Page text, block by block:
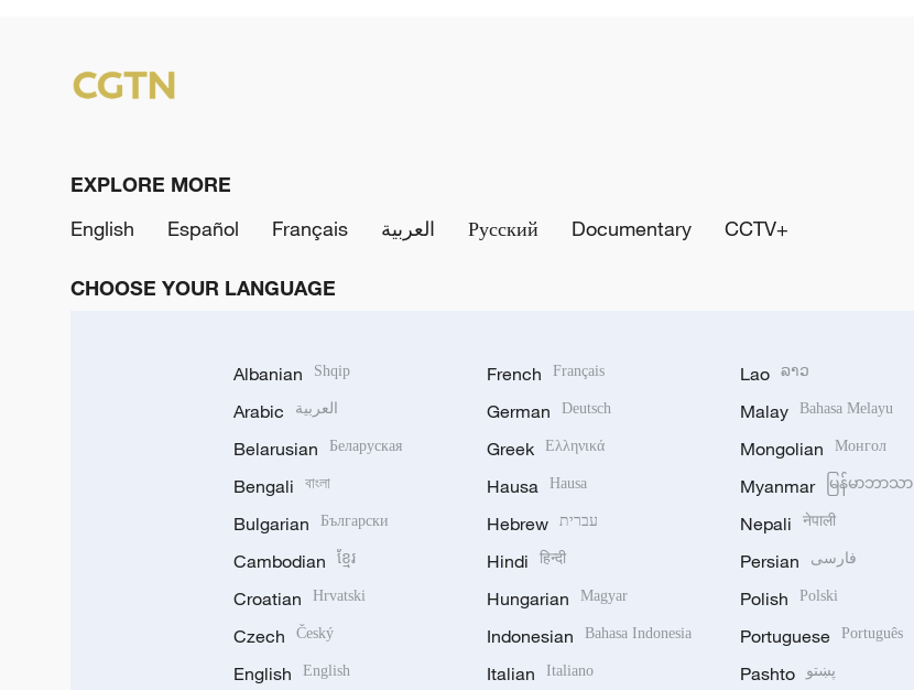
EXPLORE MORE
English
Español Français العربية Русский Documentary CCTV+
CHOOSE YOUR LANGUAGE
Albanian Shqip
Arabic العربية
Belarusian Беларуская
Bengali বাংলা
Bulgarian Български
Cambodian ខ្មែរ
Croatian Hrvatski
Czech Český
English English
French Français
German Deutsch
Greek Ελληνικά
Hausa Hausa
Hebrew עברית
Hindi हिन्दी
Hungarian Magyar
Indonesian Bahasa Indonesia
Italian Italiano
Lao ລາວ
Malay Bahasa Melayu
Mongolian Монгол
Myanmar မြန်မာဘာသာ
Nepali नेपाली
Persian فارسی
Polish Polski
Portuguese Português
Pashto پښتو